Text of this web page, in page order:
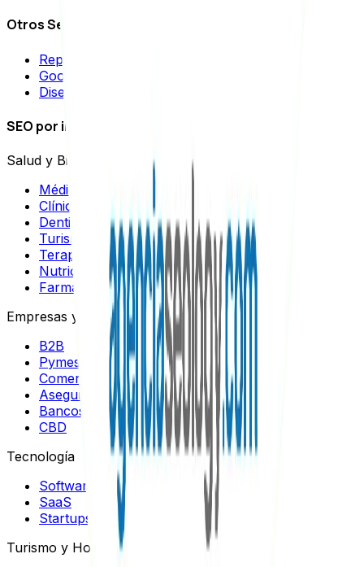
Otros Servicios
Reputación Online
Google Ads
Diseño Web
SEO por industrias
Salud y Bienestar
Médicos
Clínicas Estéticas
Dentistas
Turismo Médico
Terapeutas
Nutricionistas
Farmacias
Empresas y Negocios
B2B
Pymes
Comercios
Aseguradoras
Bancos
CBD
Tecnología
Software
SaaS
Startups
Turismo y Hospitalidad